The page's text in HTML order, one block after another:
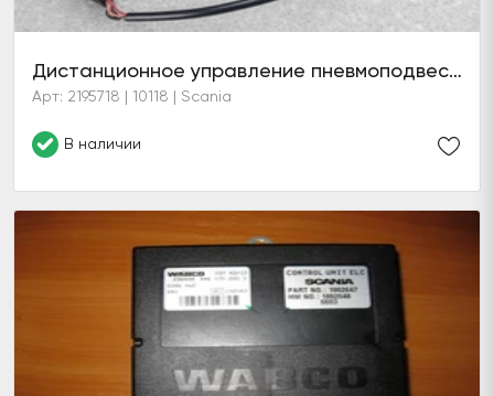
Дистанционное управление пневмоподвеской (10 кнопок)
Арт: 2195718 | 10118 | Scania
В наличии